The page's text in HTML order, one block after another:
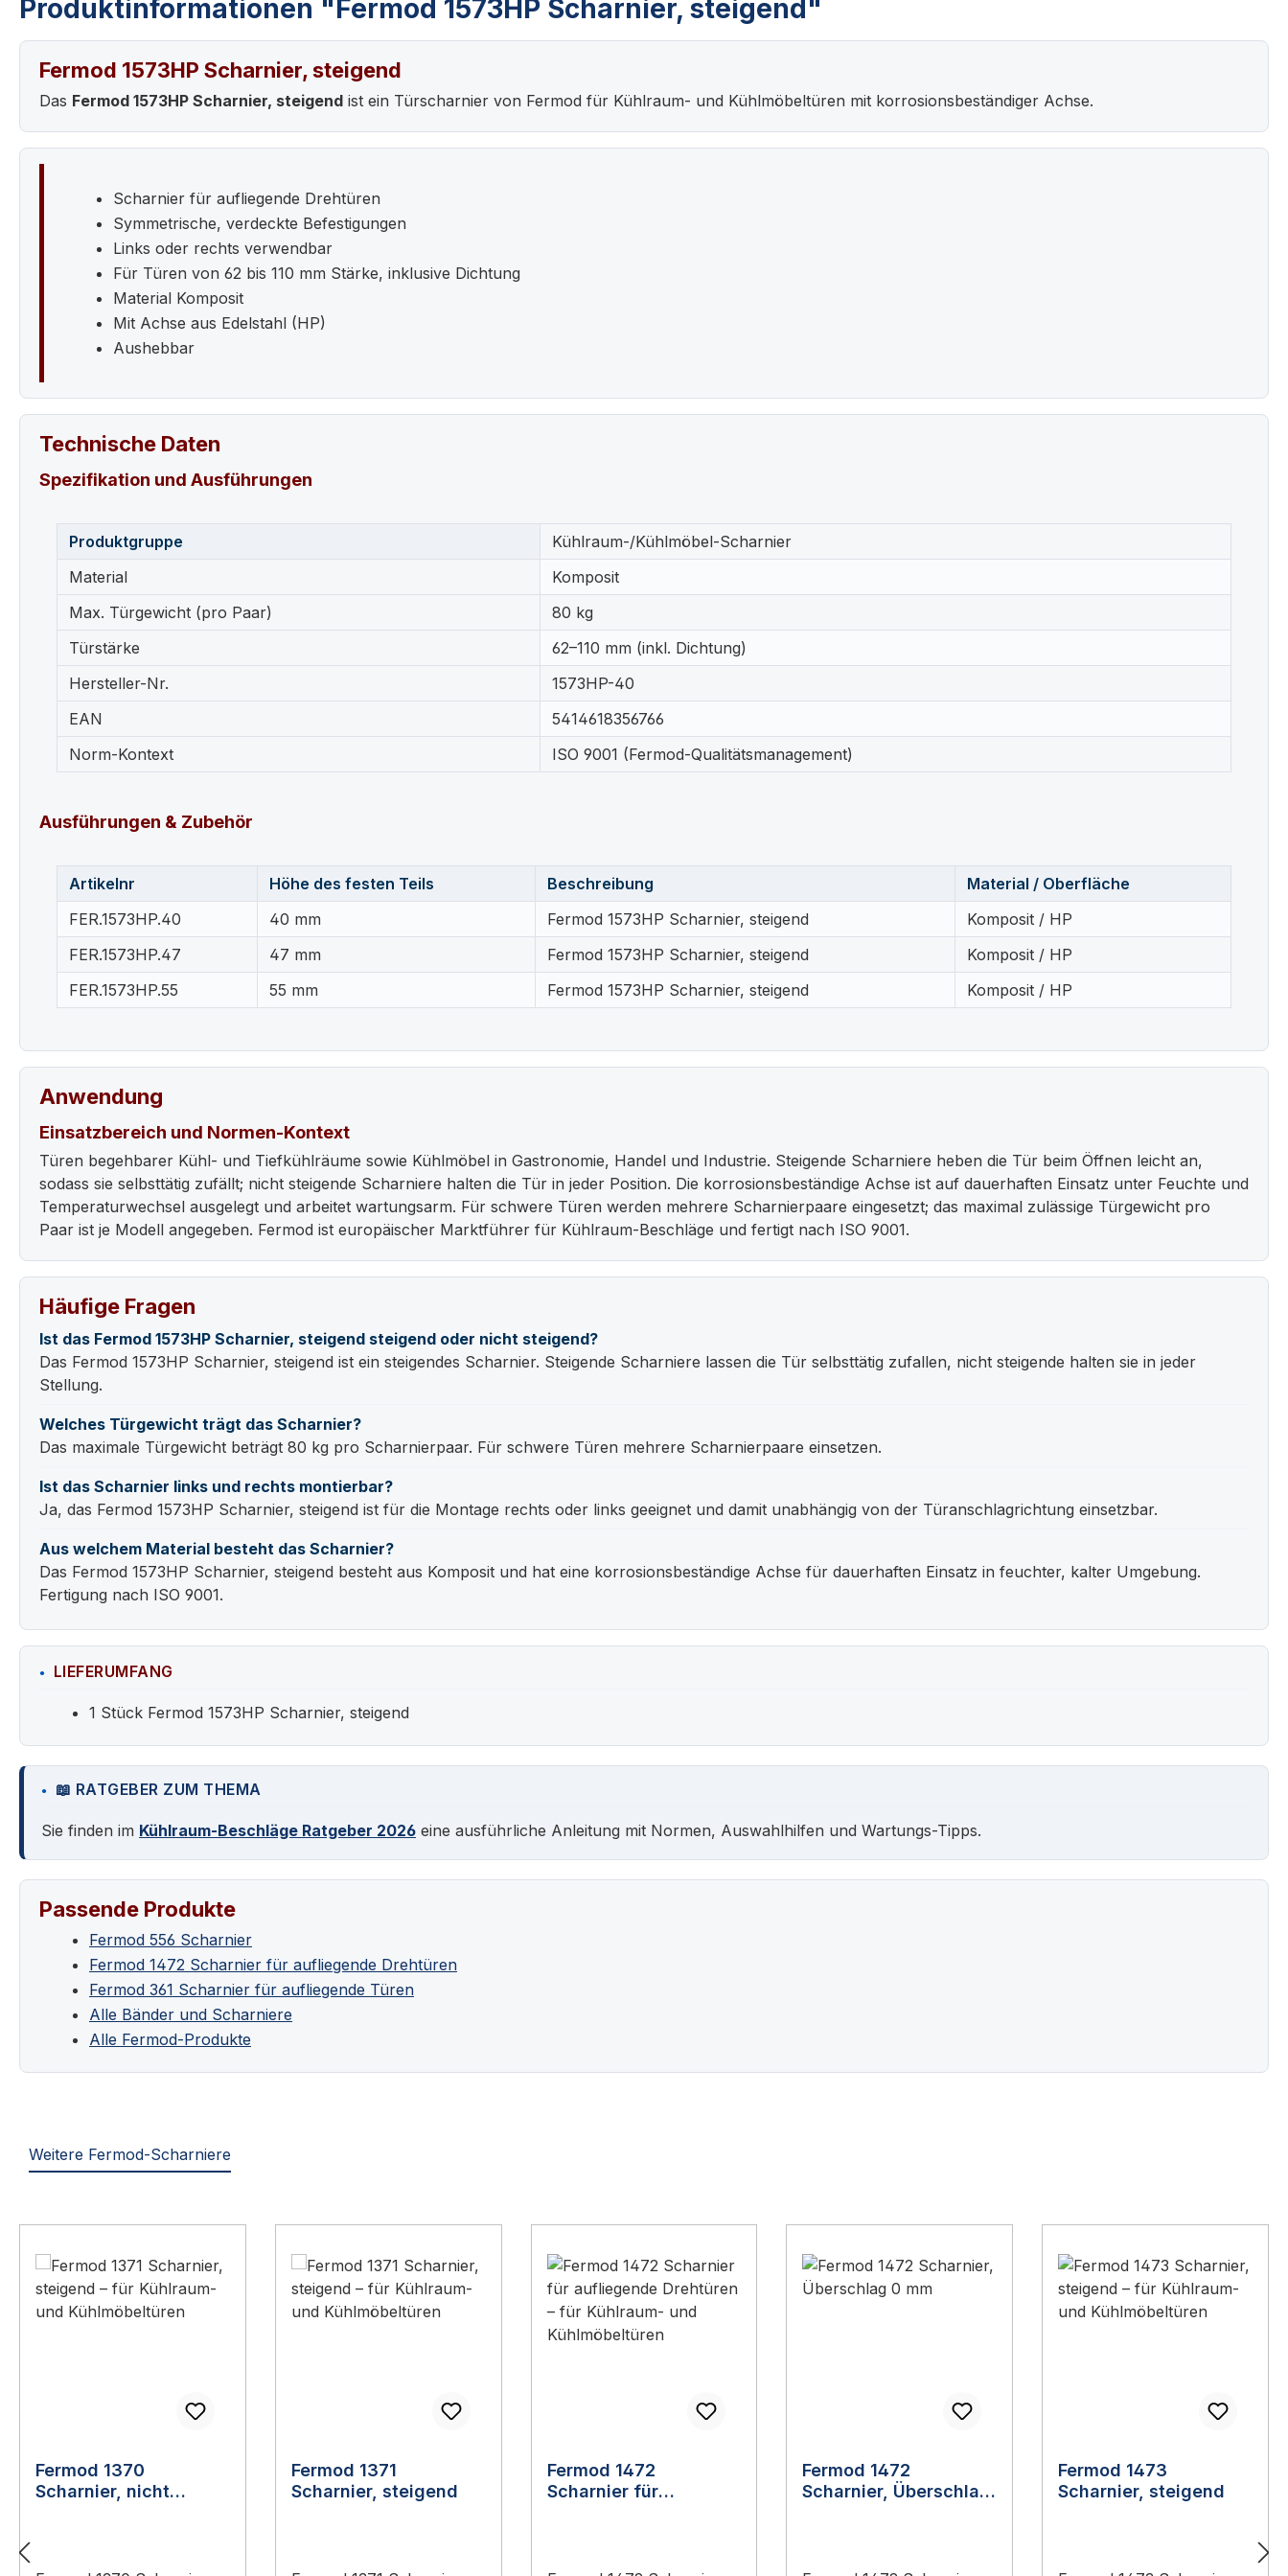
Produktinformationen "Fermod 1573HP Scharnier, steigend"
Fermod 1573HP Scharnier, steigend
Das Fermod 1573HP Scharnier, steigend ist ein Türscharnier von Fermod für Kühlraum- und Kühlmöbeltüren mit korrosionsbeständiger Achse.
Scharnier für aufliegende Drehtüren
Symmetrische, verdeckte Befestigungen
Links oder rechts verwendbar
Für Türen von 62 bis 110 mm Stärke, inklusive Dichtung
Material Komposit
Mit Achse aus Edelstahl (HP)
Aushebbar
Technische Daten
Spezifikation und Ausführungen
Produktgruppe
Kühlraum-/Kühlmöbel-Scharnier
Material
Komposit
Max. Türgewicht (pro Paar)
80 kg
Türstärke
62–110 mm (inkl. Dichtung)
Hersteller-Nr.
1573HP-40
EAN
5414618356766
Norm-Kontext
ISO 9001 (Fermod-Qualitätsmanagement)
Ausführungen & Zubehör
Artikelnr Höhe des festen Teils Beschreibung
Material / Oberfläche
FER.1573HP.40
40 mm Fermod 1573HP Scharnier, steigend
Komposit / HP
FER.1573HP.47
47 mm Fermod 1573HP Scharnier, steigend
Komposit / HP
FER.1573HP.55
55 mm Fermod 1573HP Scharnier, steigend Komposit / HP
Anwendung
Einsatzbereich und Normen-Kontext
Türen begehbarer Kühl- und Tiefkühlräume sowie Kühlmöbel in Gastronomie, Handel und Industrie. Steigende Scharniere heben die Tür beim Öffnen leicht an,
sodass sie selbsttätig zufällt; nicht steigende Scharniere halten die Tür in jeder Position. Die korrosionsbeständige Achse ist auf dauerhaften Einsatz unter Feuchte und
Temperaturwechsel ausgelegt und arbeitet wartungsarm. Für schwere Türen werden mehrere Scharnierpaare eingesetzt; das maximal zulässige Türgewicht pro
Paar ist je Modell angegeben. Fermod ist europäischer Marktführer für Kühlraum-Beschläge und fertigt nach ISO 9001.
Häufige Fragen
Ist das Fermod 1573HP Scharnier, steigend steigend oder nicht steigend?
Das Fermod 1573HP Scharnier, steigend ist ein steigendes Scharnier. Steigende Scharniere lassen die Tür selbsttätig zufallen, nicht steigende halten sie in jeder
Stellung.
Welches Türgewicht trägt das Scharnier?
Das maximale Türgewicht beträgt 80 kg pro Scharnierpaar. Für schwere Türen mehrere Scharnierpaare einsetzen.
Ist das Scharnier links und rechts montierbar?
Ja, das Fermod 1573HP Scharnier, steigend ist für die Montage rechts oder links geeignet und damit unabhängig von der Türanschlagrichtung einsetzbar.
Aus welchem Material besteht das Scharnier?
Das Fermod 1573HP Scharnier, steigend besteht aus Komposit und hat eine korrosionsbeständige Achse für dauerhaften Einsatz in feuchter, kalter Umgebung.
Fertigung nach ISO 9001.
LIEFERUMFANG
1 Stück Fermod 1573HP Scharnier, steigend
📖 RATGEBER ZUM THEMA
Sie finden im Kühlraum-Beschläge Ratgeber 2026 eine ausführliche Anleitung mit Normen, Auswahlhilfen und Wartungs-Tipps.
Passende Produkte
Fermod 556 Scharnier
Fermod 1472 Scharnier für aufliegende Drehtüren
Fermod 361 Scharnier für aufliegende Türen
Alle Bänder und Scharniere
Alle Fermod-Produkte
Weitere Fermod-Scharniere
Fermod 1370
Scharnier, nicht
Fermod 1371
Scharnier, steigend
Fermod 1472
Scharnier für
Fermod 1472
Scharnier, Überschlag
Fermod 1473
Scharnier, steigend